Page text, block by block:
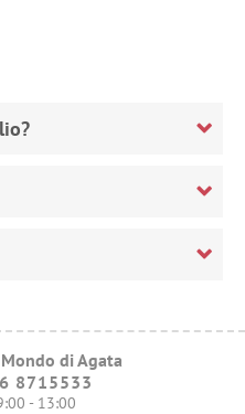
di Agata
8715533
- 13:00